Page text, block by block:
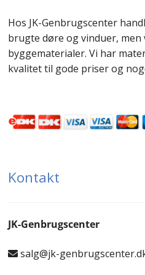
Hos JK-Genbrugscenter
brugte døre og vinduer, men
byggematerialer. Vi har
kvalitet til gode priser og
Kontakt
JK-Genbrugscenter
salg@jk-